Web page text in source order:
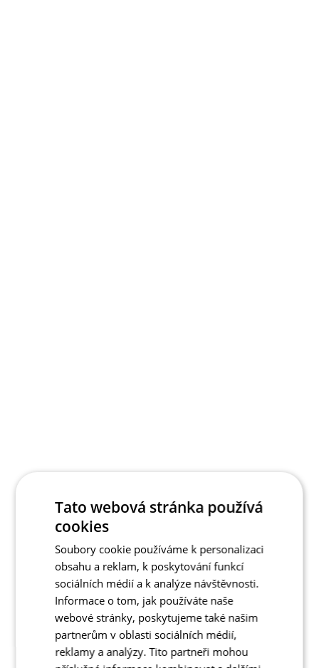
Tato webová stránka používá
cookies
Soubory cookie používáme k personalizaci
obsahu a reklam, k poskytování funkcí
sociálních médií a k analýze návštěvnosti.
Informace o tom, jak používáte naše
webové stránky, poskytujeme také našim
partnerům v oblasti sociálních médií,
reklamy a analýzy. Tito partneři mohou